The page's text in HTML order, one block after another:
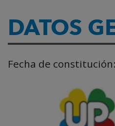
DATOS
Fecha de constitución: